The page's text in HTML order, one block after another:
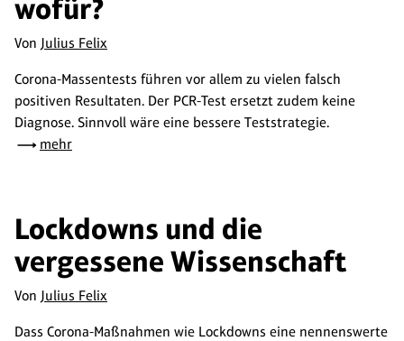
wofür?
Von Julius Felix
Corona-Massentests führen vor allem zu vielen falsch
positiven Resultaten. Der PCR-Test ersetzt zudem keine
Diagnose. Sinnvoll wäre eine bessere Teststrategie.
mehr
Lockdowns und die
vergessene Wissenschaft
Von Julius Felix
Dass Corona-Maßnahmen wie Lockdowns eine nennenswerte